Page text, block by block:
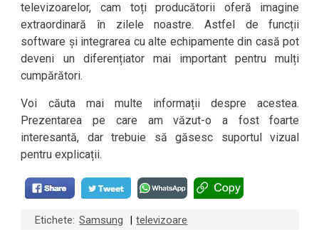
televizoarelor, cam toți producătorii oferă imagine
extraordinară în zilele noastre. Astfel de funcții
software și integrarea cu alte echipamente din casă pot
deveni un diferențiator mai important pentru mulți
cumpărători.
Voi căuta mai multe informații despre acestea.
Prezentarea pe care am văzut-o a fost foarte
interesantă, dar trebuie să găsesc suportul vizual
pentru explicații.
Etichete: Samsung televizoare